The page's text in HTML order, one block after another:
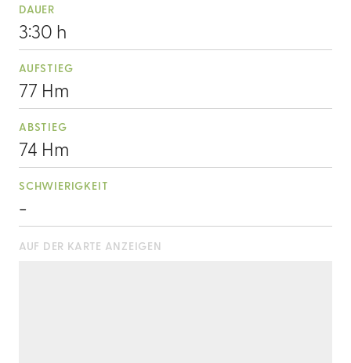
DAUER
3:30 h
AUFSTIEG
77 Hm
ABSTIEG
74 Hm
SCHWIERIGKEIT
-
AUF DER KARTE ANZEIGEN